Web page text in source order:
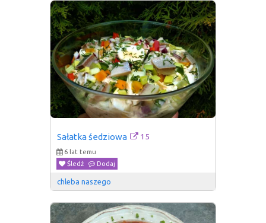
Sałatka śedziowa 15
6 lat temu
Śledź
Dodaj
chleba naszego